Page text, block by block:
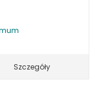
Szczegóły